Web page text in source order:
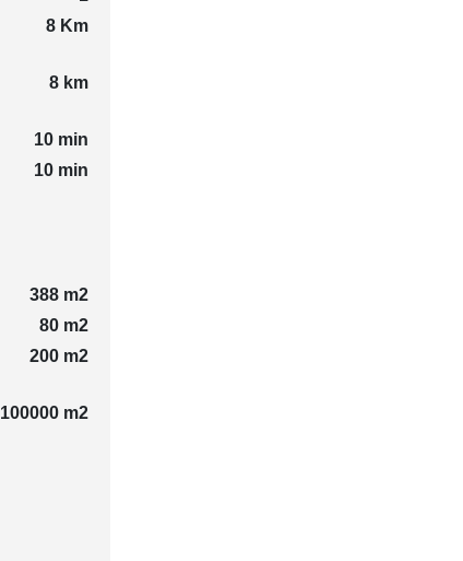
8 Km
8 km
10 min
10 min
388 m2
80 m2
200 m2
100000 m2